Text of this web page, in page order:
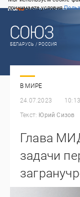
принимаете условия
СВЕЖИЙ НОМЕР
БЕЛАРУСЬ / РОССИЯ
В МИРЕ
24.07.2023 10:13
Текст: Юрий Сизов
Глава
задачи